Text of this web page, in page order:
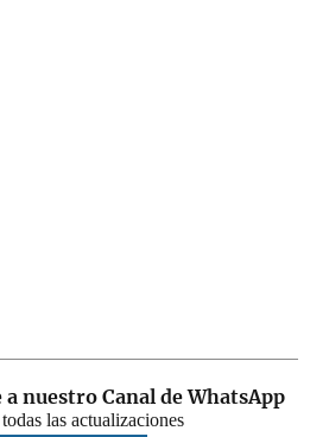
a nuestro Canal de WhatsApp
las actualizaciones